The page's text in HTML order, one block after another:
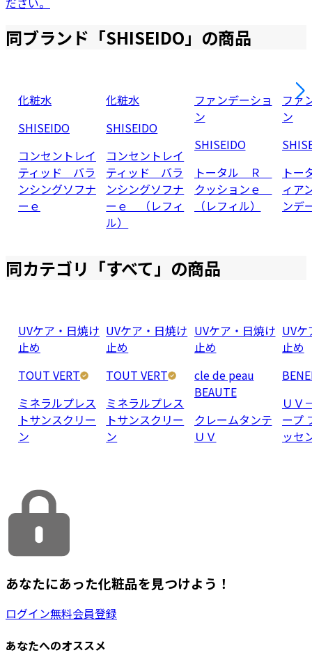
同ブランド「SHISEIDO」の商品
化粧水
SHISEIDO
コンセントレイ
ティッド バラ
ンシングソフナ
ーｅ
化粧水
SHISEIDO
コンセントレイ
ティッド バラ
ンシングソフナ
ーｅ （レフィ
ル）
ファンデーショ
ン
SHISEIDO
トータル Ｒ
クッションｅ
（レフィル）
ファ
ン
ト
ィア
ンデ
同カテゴリ「すべて」の商品
UVケア・日焼け
止め
TOUT VERT
ミネラルプレス
トサンスクリー
ン
UVケア・日焼け
止め
TOUT VERT
ミネラルプレス
トサンスクリー
ン
UVケア・日焼け
止め
cle de peau
BEAUTE
クレームタンテ
ＵＶ
UV
止め
ＵＶ
ープ
ッセ
あなたにあった化粧品を見つけよう！
ログイン無料会員登録
あなたへのオススメ